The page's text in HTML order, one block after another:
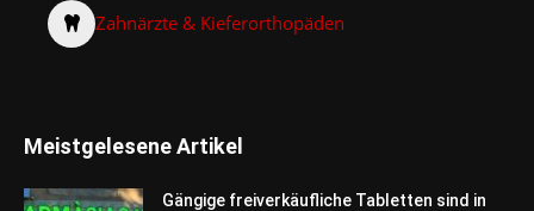
Zahnärzte & Kieferorthopäden
Meistgelesene Artikel
Gängige freiverkäufliche Tabletten sind in